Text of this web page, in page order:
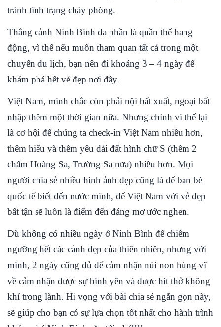
tránh tình trạng cháy phòng.
Thắng cảnh Ninh Bình đa phần là quần thể hang
động, vì thế nếu muốn tham quan tất cả trong một
chuyến du lịch, bạn nên đi khoảng 3 – 4 ngày để
khám phá hết vẻ đẹp nơi đây.
Việt Nam, mình chắc còn phải nội bất xuất, ngoại bất
nhập thêm một thời gian nữa. Nhưng chính vì thế lại
là cơ hội để chúng ta check-in Việt Nam nhiều hơn,
thêm hiểu và thêm yêu dải đất hình chữ S (thêm 2
chấm Hoàng Sa, Trường Sa nữa) nhiều hơn. Mọi
người chia sẻ nhiều hình ảnh đẹp cũng là để bạn bè
quốc tế biết đến nước mình, để Việt Nam với vẻ đẹp
bất tận sẽ luôn là điểm đến đáng mơ ước nghen.
Dù không có nhiều ngày ở Ninh Bình để chiêm
ngưỡng hết các cảnh đẹp của thiên nhiên, nhưng với
mình, 2 ngày cũng đủ để cảm nhận núi non hùng vĩ
về cảm nhận được sự bình yên và được hít thở không
khí trong lành. Hi vọng với bài chia sẻ ngắn gọn này,
sẽ giúp cho bạn có sự lựa chọn tốt nhất cho hành trình